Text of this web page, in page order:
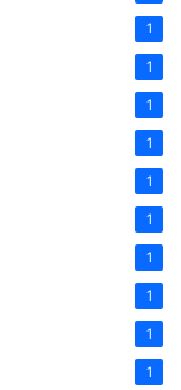
1
1
1
1
1
1
1
1
1
1